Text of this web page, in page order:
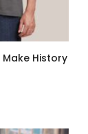
Make History